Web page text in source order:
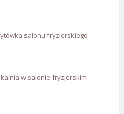
salonu fryzjerskiego
w salonie fryzjerskim